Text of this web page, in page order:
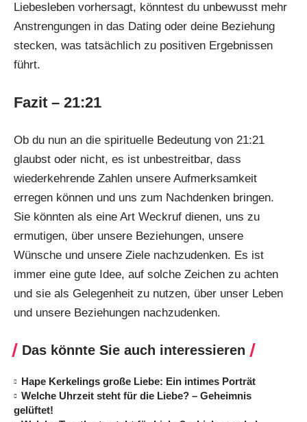
Liebesleben vorhersagt, könntest du unbewusst mehr
Anstrengungen in das Dating oder deine Beziehung
stecken, was tatsächlich zu positiven Ergebnissen
führt.
Fazit – 21:21
Ob du nun an die spirituelle Bedeutung von 21:21
glaubst oder nicht, es ist unbestreitbar, dass
wiederkehrende Zahlen unsere Aufmerksamkeit
erregen können und uns zum Nachdenken bringen.
Sie könnten als eine Art Weckruf dienen, uns zu
ermutigen, über unsere Beziehungen, unsere
Wünsche und unsere Ziele nachzudenken. Es ist
immer eine gute Idee, auf solche Zeichen zu achten
und sie als Gelegenheit zu nutzen, über unser Leben
und unsere Beziehungen nachzudenken.
Das könnte Sie auch interessieren
Hape Kerkelings große Liebe: Ein intimes Porträt
Welche Uhrzeit steht für die Liebe? – Geheimnis
gelüftet!